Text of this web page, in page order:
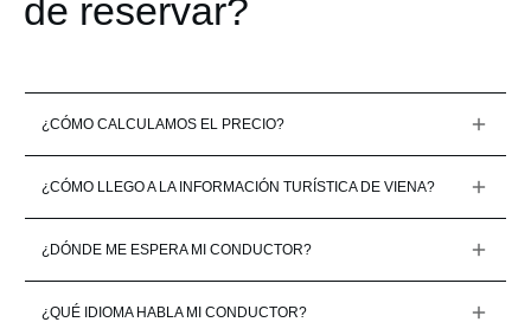
de reservar?
¿CÓMO CALCULAMOS EL PRECIO?
¿CÓMO LLEGO A LA INFORMACIÓN TURÍSTICA DE VIENA?
¿DÓNDE ME ESPERA MI CONDUCTOR?
¿QUÉ IDIOMA HABLA MI CONDUCTOR?